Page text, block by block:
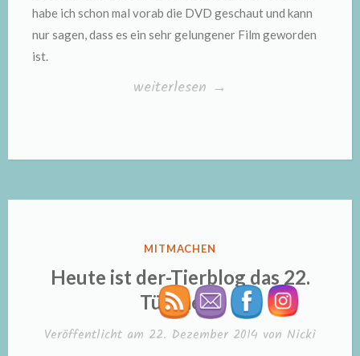
habe ich schon mal vorab die DVD geschaut und kann
nur sagen, dass es ein sehr gelungener Film geworden
ist.
„Gewinne
der
weiterlesen →
VERÖFFENTLICHT
MITMACHEN
Heute ist der-Tierblog das 22.
Türchen!
Veröffentlicht am 22. Dezember 2014 von Nicki